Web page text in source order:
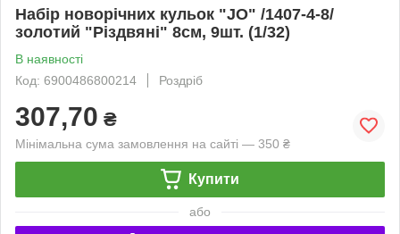
Набір новорічних кульок "JO" /1407-4-8/
золотий "Різдвяні" 8см, 9шт. (1/32)
В наявності
Код: 6900486800214
Роздріб
307,70 ₴
Мінімальна сума замовлення на сайті — 350 ₴
Купити
або